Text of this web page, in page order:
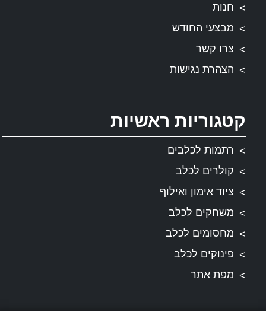
חנות
מבצעי החודש
צרו קשר
הצהרת נגישות
קטגוריות ראשיות
רתמות לכלבים
קולרים לכלב
ציוד אימון ואילוף
משחקים לכלב
מחסומים לכלב
פינוקים לכלב
מפת אתר